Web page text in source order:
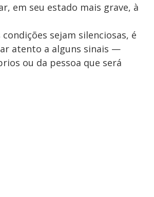
em seu estado mais grave, à
sejam silenciosas, é
atento a alguns sinais —
ou da pessoa que será